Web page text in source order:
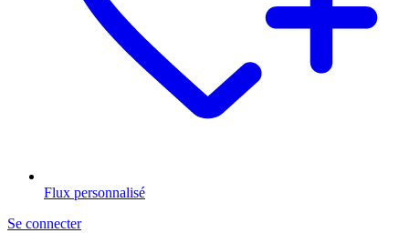
Flux personnalisé
Se connecter